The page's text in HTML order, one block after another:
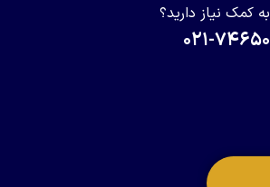
به کمک نیاز دارید؟
۰۲۱-۷۴۶۵۰